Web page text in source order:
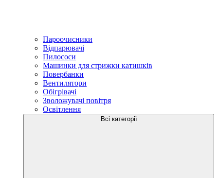
Пароочисники
Відпарювачі
Пилососи
Машинки для стрижки катишків
Повербанки
Вентилятори
Обігрівачі
Зволожувачі повітря
Освітлення
Всі категорії